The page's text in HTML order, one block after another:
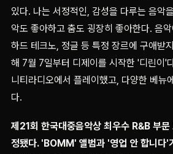
있다. 나는 서정적인, 감성을 다루는 음악
악도 좋아하고 춤도 굉장히 좋아한다. 음
하드 테크노, 정글 등 특정 장르에 구애받
해 7월 7일부터 디제이를 시작한 '디린이'
니티라디오에서 플레이했고, 다양한 베뉴
다.
제21회 한국대중음악상 최우수 R&B 부문
정됐다. 'BOMM' 앨범과 '영업 안 합니다'